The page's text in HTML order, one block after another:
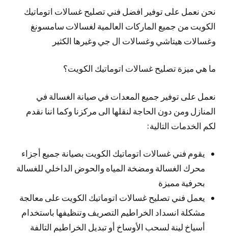
نحن نعمل على توفير افضل فني تصليح غسالات اتوماتيك
الكويت من جميع الماركات العالمية لغسالات سامسونغ
وغسالات هيتاشي وغسالات ال جي وغيرها الكثير
ما هي ميزة تصليح غسالات اتوماتيك الكويت؟
نعمل على توفير جميع المعدات في صيانة الغسالة في
المنازل ومن دون الحاجة لنقلها الى مركزنا وكما اننا نقدم
لكم الخدمات التالية:
يقوم فني غسالات اتوماتيك الكويت بصيانة جميع أجزاء
محرك الغسالة ومضخة المياه والحوض الداخلي للغسالة
بحرفية مميزة
يعمل فني تصليح غسالات اتوماتيك الكويت على معالجة
مشكلة انسداد الخراطيم التصريف وتنظيفها باستخدام
أسياخ لينة لسحب الأوساخ أو تبديل الخراطيم التالفة